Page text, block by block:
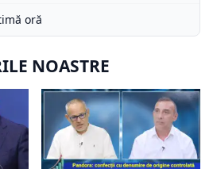
oră
NOASTRE